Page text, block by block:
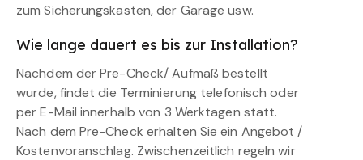
zum Sicherungskasten, der Garage usw.
Wie lange dauert es bis zur Installation?
Nachdem der Pre-Check/ Aufmaß bestellt
wurde, findet die Terminierung telefonisch oder
per E-Mail innerhalb von 3 Werktagen statt.
Nach dem Pre-Check erhalten Sie ein Angebot /
Kostenvoranschlag. Zwischenzeitlich regeln wir